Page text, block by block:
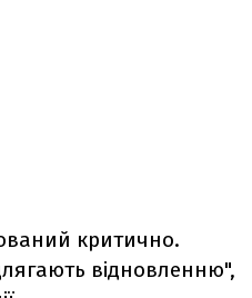
критично.
відновленню",